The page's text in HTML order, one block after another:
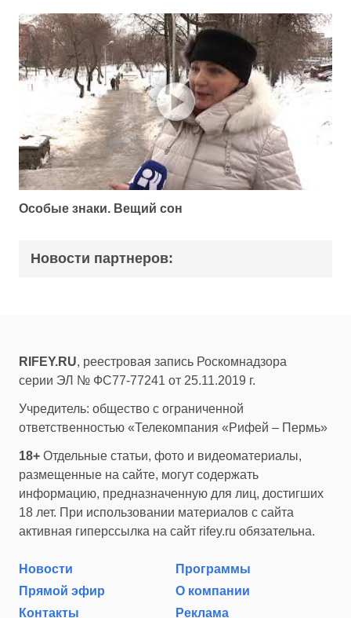
Особые знаки. Вещий сон
Новости партнеров:
RIFEY.RU, реестровая запись Роскомнадзора
серии ЭЛ № ФС77-77241 от 25.11.2019 г.
Учредитель: общество с ограниченной
ответственностью «Телекомпания «Рифей – Пермь»
18+ Отдельные статьи, фото и видеоматериалы,
размещенные на сайте, могут содержать
информацию, предназначенную для лиц, достигших
18 лет. При использовании материалов с сайта
активная гиперссылка на сайт rifey.ru обязательна.
Новости
Программы
Прямой эфир
О компании
Контакты
Реклама